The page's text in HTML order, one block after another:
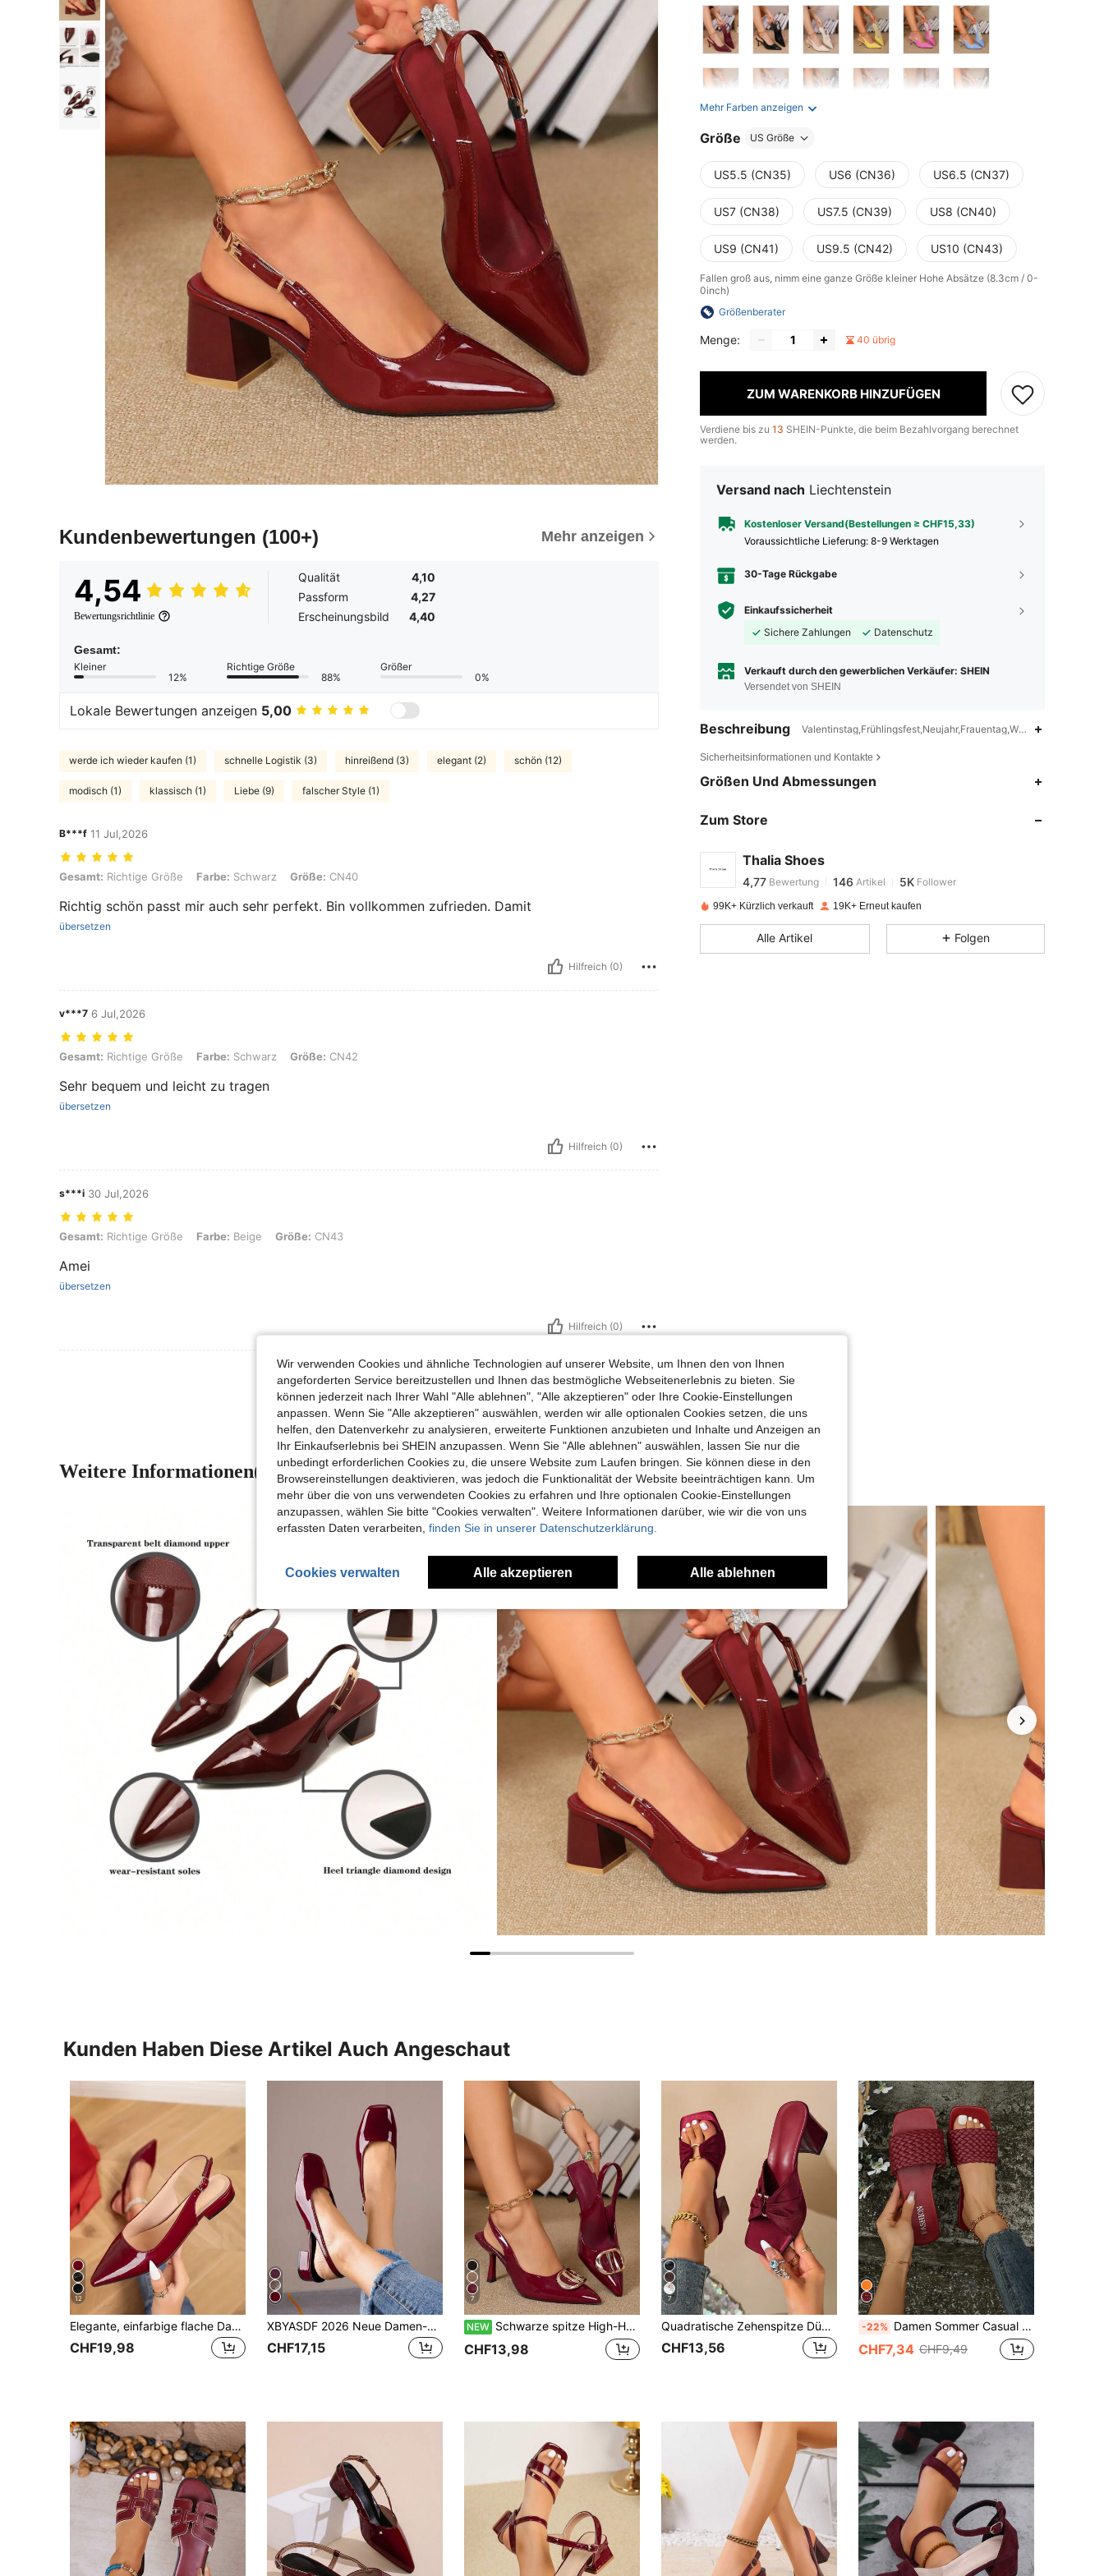
Kundenbewertungen (100+) Mehr anzeigen
4,54
Bewertungsrichtlinie
Qualität
4,10
Passform
4,27
Erscheinungsbild
4,40
Gesamt:
Kleiner
12%
Richtige Größe
88%
Größer
0%
Lokale Bewertungen anzeigen 5,00
werde ich wieder kaufen (1) schnelle Logistik (3) hinreißend (3) elegant (2) schön (12)
modisch (1) klassisch (1) Liebe (9) falscher Style (1)
B***f 11 Jul,2026
Gesamt: Richtige Größe, Farbe: Schwarz, Größe: CN40
Gesamt: Richtige Größe Farbe: Schwarz Größe: CN40
Richtig schön passt mir auch sehr perfekt. Bin vollkommen zufrieden. Damit
übersetzen
Hilfreich (0)
v***7 6 Jul,2026
Gesamt: Richtige Größe, Farbe: Schwarz, Größe: CN42
Gesamt: Richtige Größe Farbe: Schwarz Größe: CN42
Sehr bequem und leicht zu tragen
übersetzen
Hilfreich (0)
s***i 30 Jul,2026
Gesamt: Richtige Größe, Farbe: Beige, Größe: CN43
Gesamt: Richtige Größe Farbe: Beige Größe: CN43
Amei
übersetzen
Hilfreich (0)
Mehr Bewertungen Ansehen
Mehr Farben anzeigen
Größe US Größe
US5.5 (CN35) US6 (CN36) US6.5 (CN37)
US7 (CN38) US7.5 (CN39) US8 (CN40)
US9 (CN41) US9.5 (CN42) US10 (CN43)
Fallen groß aus, nimm eine ganze Größe kleiner Hohe Absätze (8.3cm / 0-
0inch)
Größenberater
Menge: 40 übrig
ZUM WARENKORB HINZUFÜGEN
Verdiene bis zu 13 SHEIN-Punkte, die beim Bezahlvorgang berechnet
werden.
Versand nach Liechtenstein
Kostenloser Versand(Bestellungen ≥ CHF15,33)
Voraussichtliche Lieferung: 8-9 Werktagen
30-Tage Rückgabe
Einkaufssicherheit
Sichere Zahlungen
Datenschutz
Verkauft durch den gewerblichen Verkäufer: SHEIN
Versendet von SHEIN
Beschreibung Valentinstag,Frühlingsfest,Neujahr,Frauentag,Weihnachten
Sicherheitsinformationen und Kontakte
Größen Und Abmessungen
Zum Store
Thalia Shoes
4,77
4,77 Bewertung
4***9bezahltVor 1 Tag
99K+ Kürzlich verkauft 19K+ Erneut kaufen
Alle Artikel Folgen
Weitere Informationen(8)
Kunden Haben Diese Artikel Auch Angeschaut
12
Elegante, einfarbige flache Damenschuhe mit Knöchelriemen, niedriger, leichter Absatz, spitze Zehenpartie - Damenschuhe mit niedrigem Absatz
CHF19,98
XBYASDF 2026 Neue Damen-Sandalen in Burgunderrot mit glänzender Oberfläche, 3 cm hohem Blockabsatz, eckiger Zehenpartie und geschlossener Zehenpartie, elegante Pendler-Schuhe
CHF17,15
7
NEW Schwarze spitze High-Heel-Pumps für Damen, dünner Absatz, 2025 neuer Stil, elegante kleine Schnalle sexy Schuhe, französische Pendler-Sandalen
CHF13,98
7
Quadratische Zehenspitze Dünner Absatz Mode Peep-Zehen Sandalen, Sexy Offene Zehenspitze Schleife Frauen Hoher Absatz Sandalen, Sommerschuhe
CHF13,56
-22% Damen Sommer Casual Modische Gewebte Slides, Flache Weinrote Riemen Sandalen, Strandoutfits
CHF7,34 CHF9,49
Wir verwenden Cookies und ähnliche Technologien auf unserer Website, um Ihnen den von Ihnen
angeforderten Service bereitzustellen und Ihnen das bestmögliche Webseitenerlebnis zu bieten. Sie
können jederzeit nach Ihrer Wahl "Alle ablehnen", "Alle akzeptieren" oder Ihre Cookie-Einstellungen
anpassen. Wenn Sie "Alle akzeptieren" auswählen, werden wir alle optionalen Cookies setzen, die uns
helfen, den Datenverkehr zu analysieren, erweiterte Funktionen anzubieten und Inhalte und Anzeigen an
Ihr Einkaufserlebnis bei SHEIN anzupassen. Wenn Sie "Alle ablehnen" auswählen, lassen Sie nur die
unbedingt erforderlichen Cookies zu, die unsere Website zum Laufen bringen. Sie können diese in den
Browsereinstellungen deaktivieren, was jedoch die Funktionalität der Website beeinträchtigen kann. Um
mehr über die von uns verwendeten Cookies zu erfahren und Ihre optionalen Cookie-Einstellungen
anzupassen, wählen Sie bitte "Cookies verwalten". Weitere Informationen darüber, wie wir die von uns
erfassten Daten verarbeiten, finden Sie in unserer Datenschutzerklärung.
Cookies verwalten Alle akzeptieren Alle ablehnen